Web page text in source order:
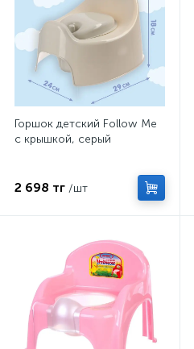
Горшок детский Follow Me
с крышкой, серый
2 698 тг /шт